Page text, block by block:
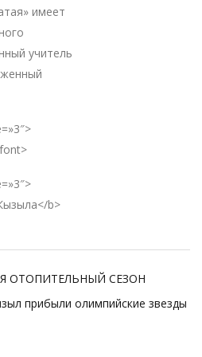
имеет
учитель
b>
ОТОПИТЕЛЬНЫЙ СЕЗОН
прибыли олимпийские звезды